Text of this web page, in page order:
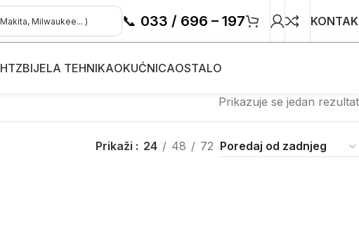
📞 033 / 696 – 197
HTZBIJELA TEHNIKAOKUĆNICAOSTALO
Prikazuje se jedan rezultat
Prikaži 24 48 72